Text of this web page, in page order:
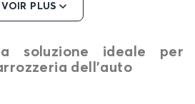
per MG MG 4
VOIR PLUS
soluzione ideale per
dell’auto